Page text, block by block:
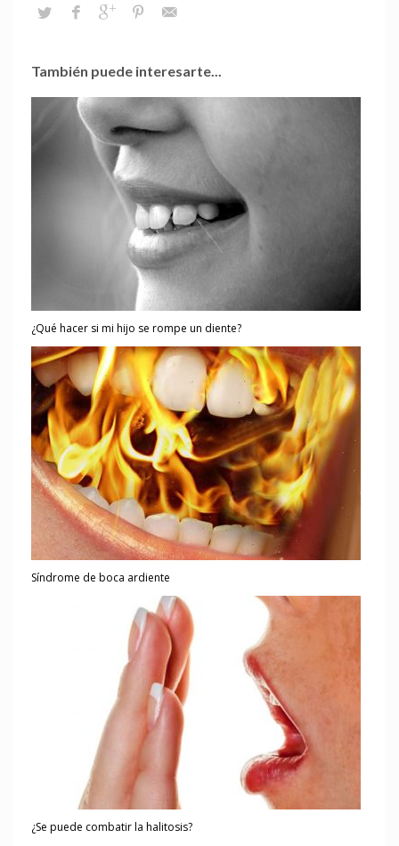
También puede interesarte...
¿Qué hacer si mi hijo se rompe un diente?
Síndrome de boca ardiente
¿Se puede combatir la halitosis?